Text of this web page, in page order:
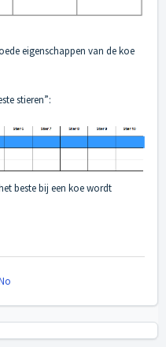
eigenschappen van de koe
stieren”:
beste bij een koe wordt